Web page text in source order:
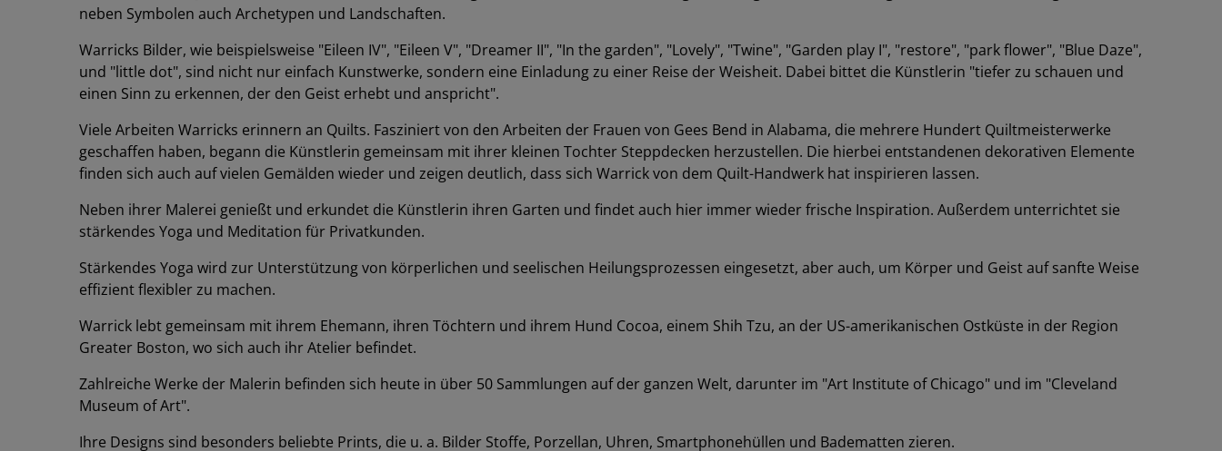
neben Symbolen auch Archetypen und Landschaften.
Warricks Bilder, wie beispielsweise "Eileen IV", "Eileen V", "Dreamer II", "In the garden", "Lovely", "Twine", "Garden play I", "restore", "park flower", "Blue Daze",
und "little dot", sind nicht nur einfach Kunstwerke, sondern eine Einladung zu einer Reise der Weisheit. Dabei bittet die Künstlerin "tiefer zu schauen und
einen Sinn zu erkennen, der den Geist erhebt und anspricht".
Viele Arbeiten Warricks erinnern an Quilts. Fasziniert von den Arbeiten der Frauen von Gees Bend in Alabama, die mehrere Hundert Quiltmeisterwerke
geschaffen haben, begann die Künstlerin gemeinsam mit ihrer kleinen Tochter Steppdecken herzustellen. Die hierbei entstandenen dekorativen Elemente
finden sich auch auf vielen Gemälden wieder und zeigen deutlich, dass sich Warrick von dem Quilt-Handwerk hat inspirieren lassen.
Neben ihrer Malerei genießt und erkundet die Künstlerin ihren Garten und findet auch hier immer wieder frische Inspiration. Außerdem unterrichtet sie
stärkendes Yoga und Meditation für Privatkunden.
Stärkendes Yoga wird zur Unterstützung von körperlichen und seelischen Heilungsprozessen eingesetzt, aber auch, um Körper und Geist auf sanfte Weise
effizient flexibler zu machen.
Warrick lebt gemeinsam mit ihrem Ehemann, ihren Töchtern und ihrem Hund Cocoa, einem Shih Tzu, an der US-amerikanischen Ostküste in der Region
Greater Boston, wo sich auch ihr Atelier befindet.
Zahlreiche Werke der Malerin befinden sich heute in über 50 Sammlungen auf der ganzen Welt, darunter im "Art Institute of Chicago" und im "Cleveland
Museum of Art".
Ihre Designs sind besonders beliebte Prints, die u. a. Bilder Stoffe, Porzellan, Uhren, Smartphonehüllen und Badematten zieren.